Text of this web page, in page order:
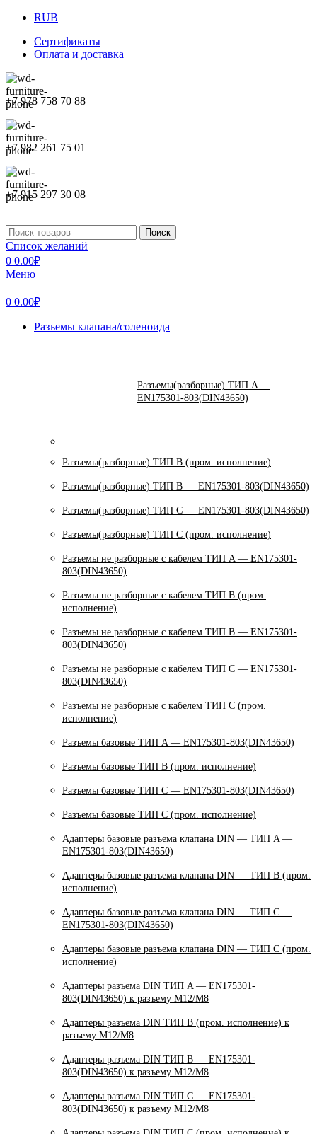
RUB
Сертификаты
Оплата и доставка
+7 978 758 70 88
+7 982 261 75 01
+7 915 297 30 08
Поиск
Список желаний
0 0.00₽
Меню
0 0.00₽
Разъемы клапана/соленоида
Разъемы(разборные) ТИП A —
EN175301-803(DIN43650)
Разъемы(разборные) ТИП В (пром. исполнение)
Разъемы(разборные) ТИП B — EN175301-803(DIN43650)
Разъемы(разборные) ТИП C — EN175301-803(DIN43650)
Разъемы(разборные) ТИП С (пром. исполнение)
Разъемы не разборные с кабелем ТИП A — EN175301-
803(DIN43650)
Разъемы не разборные с кабелем ТИП B (пром.
исполнение)
Разъемы не разборные с кабелем ТИП B — EN175301-
803(DIN43650)
Разъемы не разборные с кабелем ТИП C — EN175301-
803(DIN43650)
Разъемы не разборные с кабелем ТИП C (пром.
исполнение)
Разъемы базовые ТИП A — EN175301-803(DIN43650)
Разъемы базовые ТИП В (пром. исполнение)
Разъемы базовые ТИП C — EN175301-803(DIN43650)
Разъемы базовые ТИП C (пром. исполнение)
Адаптеры базовые разъема клапана DIN — ТИП A —
EN175301-803(DIN43650)
Адаптеры базовые разъема клапана DIN — ТИП B (пром.
исполнение)
Адаптеры базовые разъема клапана DIN — ТИП C —
EN175301-803(DIN43650)
Адаптеры базовые разъема клапана DIN — ТИП C (пром.
исполнение)
Адаптеры разъема DIN ТИП A — EN175301-
803(DIN43650) к разъему M12/M8
Адаптеры разъема DIN ТИП B (пром. исполнение) к
разъему M12/M8
Адаптеры разъема DIN ТИП B — EN175301-
803(DIN43650) к разъему M12/M8
Адаптеры разъема DIN ТИП C — EN175301-
803(DIN43650) к разъему M12/M8